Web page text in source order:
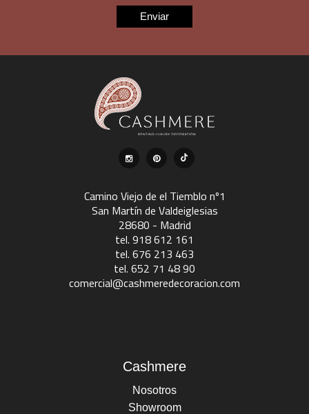
Camino Viejo de el Tiemblo nº1
San Martín de Valdeiglesias
28680 - Madrid
tel. 918 612 161
tel. 676 213 463
tel. 652 71 48 90
comercial@cashmeredecoracion.com
Cashmere
Nosotros
Showroom